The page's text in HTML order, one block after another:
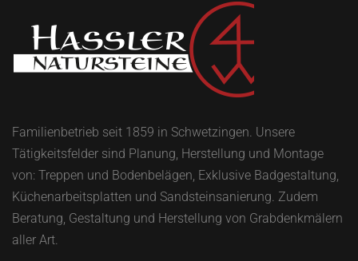
Familienbetrieb seit 1859 in Schwetzingen. Unsere
Tätigkeitsfelder sind Planung, Herstellung und Montage
von: Treppen und Bodenbelägen, Exklusive Badgestaltung,
Küchenarbeitsplatten und Sandsteinsanierung. Zudem
Beratung, Gestaltung und Herstellung von Grabdenkmälern
aller Art.